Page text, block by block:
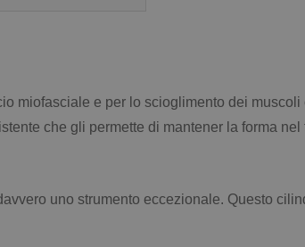
miofasciale e per lo scioglimento dei
che gli permette di mantener la forma
uno strumento eccezionale. Questo